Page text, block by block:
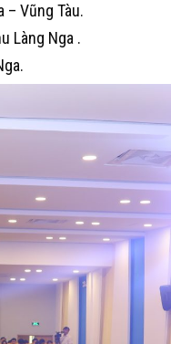
– Vũng Tàu.
Làng Nga .